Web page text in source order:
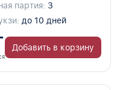
партия: 3
до 10 дней
Добавить в корзину